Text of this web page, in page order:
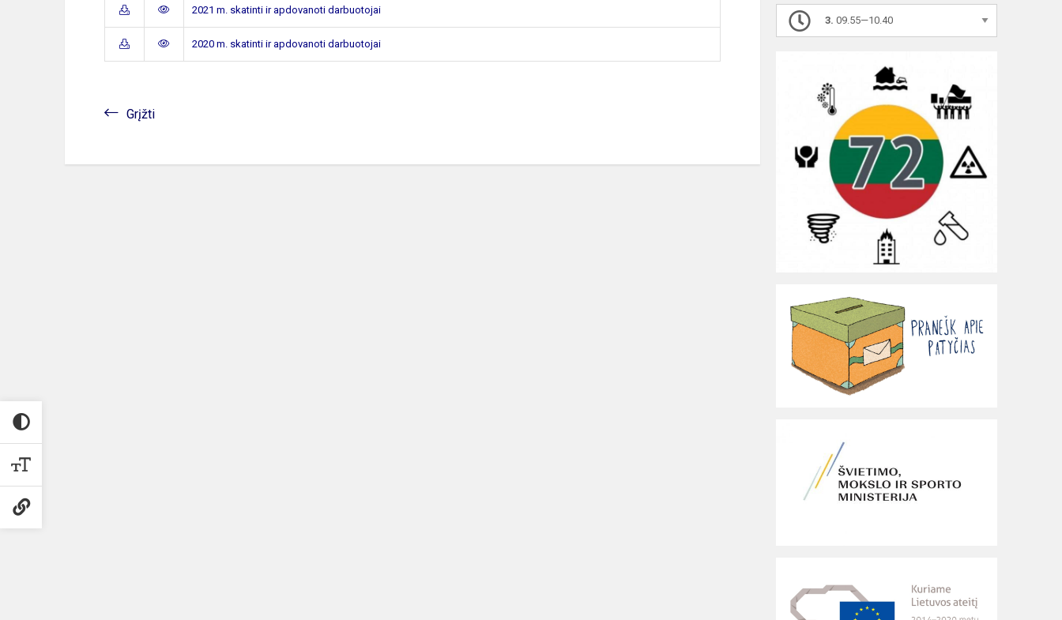
2021 m. skatinti ir apdovanoti darbuotojai
2020 m. skatinti ir apdovanoti darbuotojai
Grįžti
3. 09.55—10.40